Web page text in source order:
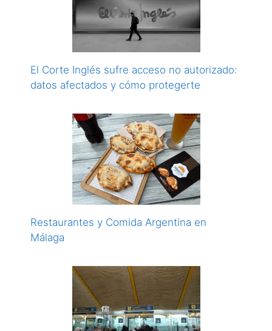
El Corte Inglés sufre acceso no autorizado:
datos afectados y cómo protegerte
Restaurantes y Comida Argentina en
Málaga